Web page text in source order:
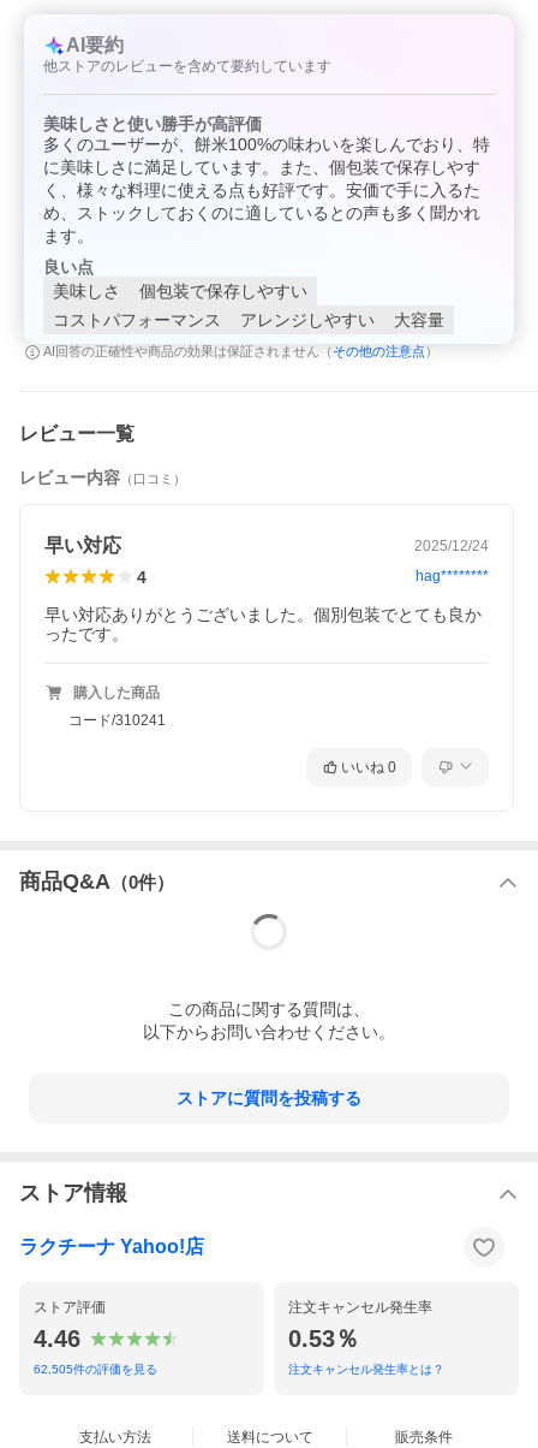
原産国：日本
AI要約
他ストアのレビューを含めて要約しています
美味しさと使い勝手が高評価
多くのユーザーが、餅米100%の味わいを楽しんでおり、特
に美味しさに満足しています。また、個包装で保存しやす
く、様々な料理に使える点も好評です。安価で手に入るた
め、ストックしておくのに適しているとの声も多く聞かれ
ます。
良い点
美味しさ
個包装で保存しやすい
コストパフォーマンス
アレンジしやすい 大容量
AI回答の正確性や商品の効果は保証されません（ その他の注意点 ）
レビュー一覧
レビュー内容 （口コミ）
早い対応 2025/12/24
4 hag********
早い対応ありがとうございました。個別包装でとても良か
ったです。
購入した商品
コード/310241
いいね 0
商品Q&A （0件）
この商品に関する質問は、
以下からお問い合わせください。
ストアに質問を投稿する
ストア情報
ラクチーナ Yahoo!店
ストア評価
4.46
62,505件の評価を見る
注文キャンセル発生率
0.53％
注文キャンセル発生率とは？
支払い方法 送料について 販売条件